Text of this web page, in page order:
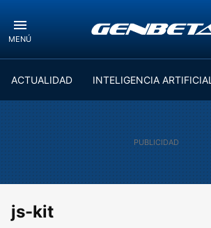
MENÚ
ACTUALIDAD INTELIGENCIA ARTIFICIAL
js-kit